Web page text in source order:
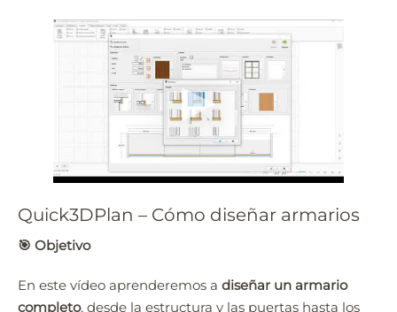
Quick3DPlan – Cómo diseñar armarios
🎯 Objetivo
En este vídeo aprenderemos a diseñar un armario
completo, desde la estructura y las puertas hasta los